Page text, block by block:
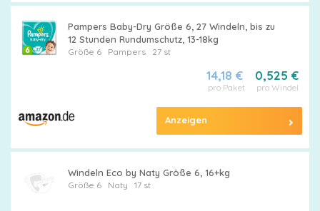
Pampers Baby-Dry Größe 6, 27 Windeln, bis zu
12 Stunden Rundumschutz, 13-18kg
Größe 6 Pampers27 st
0,525 €
pro Windel
14,18 €
pro Paket
Anzeigen
Windeln Eco by Naty Größe 6, 16+kg
Größe 6 Naty 17 st